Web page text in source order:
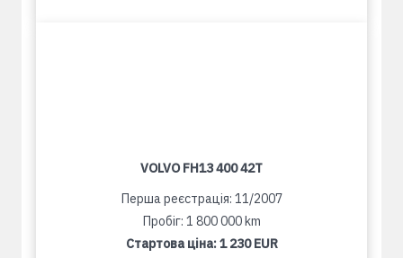
VOLVO FH13 400 42T
Перша реєстрація: 11/2007
Пробіг: 1 800 000 km
Стартова ціна:1 230 EUR